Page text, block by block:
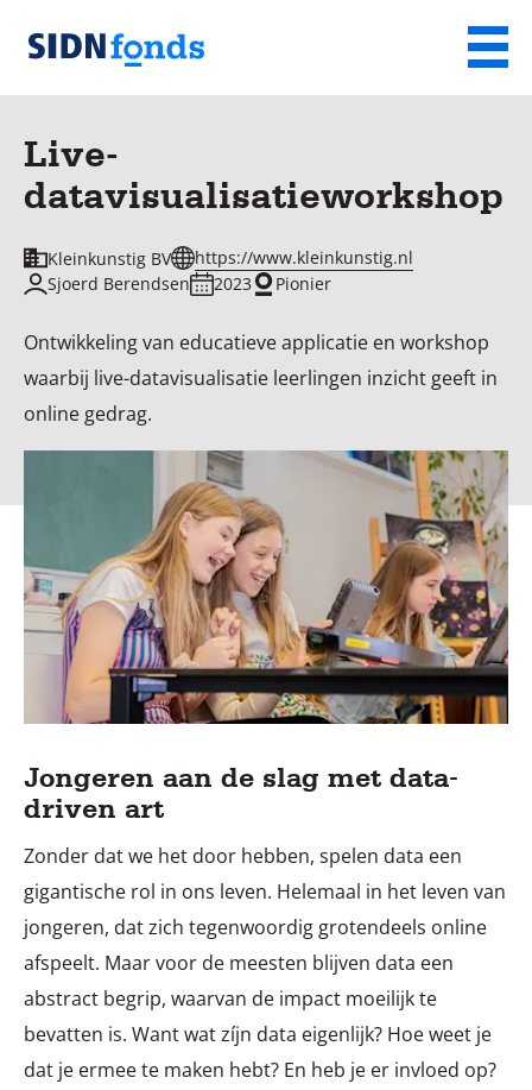
Sla de navigatie over en ga naar de inhoud
SIDN
fonds
Menu
Live-
datavisualisatieworkshop
Kleinkunstig BV
https://www.kleinkunstig.nl
Sjoerd Berendsen
2023 Pionier
Ontwikkeling van educatieve applicatie en workshop
waarbij live-datavisualisatie leerlingen inzicht geeft in
online gedrag.
Jongeren aan de slag met data-
driven art
Zonder dat we het door hebben, spelen data een
gigantische rol in ons leven. Helemaal in het leven van
jongeren, dat zich tegenwoordig grotendeels online
afspeelt. Maar voor de meesten blijven data een
abstract begrip, waarvan de impact moeilijk te
bevatten is. Want wat zíjn data eigenlijk? Hoe weet je
dat je ermee te maken hebt? En heb je er invloed op?